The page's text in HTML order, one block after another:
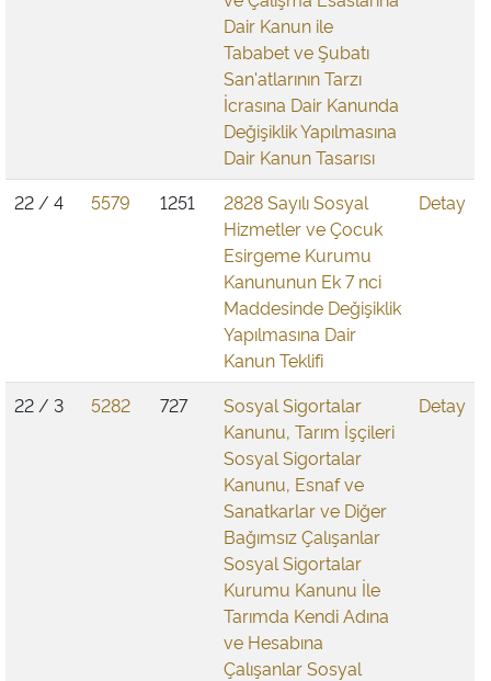
Dair Kanun ile
Tababet ve Şubatı
San'atlarının Tarzı
İcrasına Dair Kanunda
Değişiklik Yapılmasına
Dair Kanun Tasarısı
22 / 4 5579 1251
2828 Sayılı Sosyal
Hizmetler ve Çocuk
Esirgeme Kurumu
Kanununun Ek 7 nci
Maddesinde Değişiklik
Yapılmasına Dair
Kanun Teklifi
Detay
22 / 3 5282 727
Sosyal Sigortalar
Kanunu, Tarım İşçileri
Sosyal Sigortalar
Kanunu, Esnaf ve
Sanatkarlar ve Diğer
Bağımsız Çalışanlar
Sosyal Sigortalar
Kurumu Kanunu İle
Tarımda Kendi Adına
ve Hesabına
Çalışanlar Sosyal
Detay